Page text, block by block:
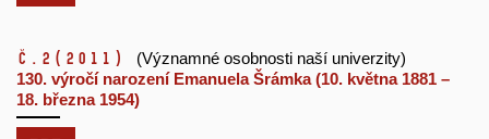
č.2 (2011)
(Významné osobnosti naší univerzity)
130. výročí narození Emanuela Šrámka (10. května 1881 –
18. března 1954)